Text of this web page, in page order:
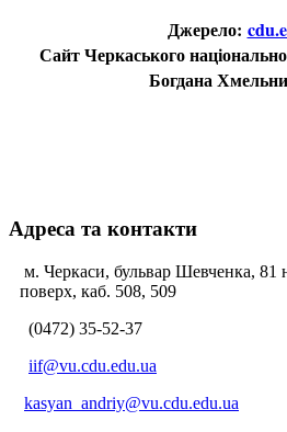
Джерело:
Сайт Черкаського
Богдана
Адреса та контакти
м. Черкаси, бульвар Шевченка, 81
поверх, каб. 508, 509
(0472) 35-52-37
iif@vu.cdu.edu.ua
kasyan_andriy@vu.cdu.edu.ua